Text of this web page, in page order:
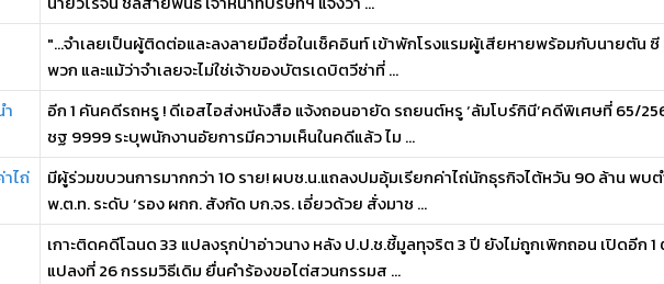
"...จําเลยเป็นผู้ติดต่อและลงลายมือชื่อในเช็คอินท์ เข้าพักโรงแรมผู้เสียหายพร้อมกับนายตัน ซี
พวก และแม้ว่าจําเลยจะไม่ใช่เจ้าของบัตรเดบิตวีซ่าที่ ...
อีก 1 คันคดีรถหรู ! ดีเอสไอส่งหนังสือ แจ้งถอนอายัด รถยนต์หรู ‘ลัมโบร์กินี’คดีพิเศษที่ 65/
ชฐ 9999 ระบุพนักงานอัยการมีความเห็นในคดีแล้ว ไม ...
ไถ่
มีผู้ร่วมขบวนการมากกว่า 10 ราย! ผบช.น.แถลงปมอุ้มเรียกค่าไถ่นักธุรกิจไต้หวัน 90 ล้าน พบ
พ.ต.ท. ระดับ ‘รอง ผกก. สังกัด บก.จร. เอี่ยวด้วย สั่งมาช ...
เกาะติดคดีโฉนด 33 แปลงรุกป่าอ่าวนาง หลัง ป.ป.ช.ชี้มูลทุจริต 3 ปี ยังไม่ถูกเพิกถอน เปิดอีก 1
แปลงที่ 26 กรรมวิธีเดิม ยื่นคําร้องขอไต่สวนกรรมส ...